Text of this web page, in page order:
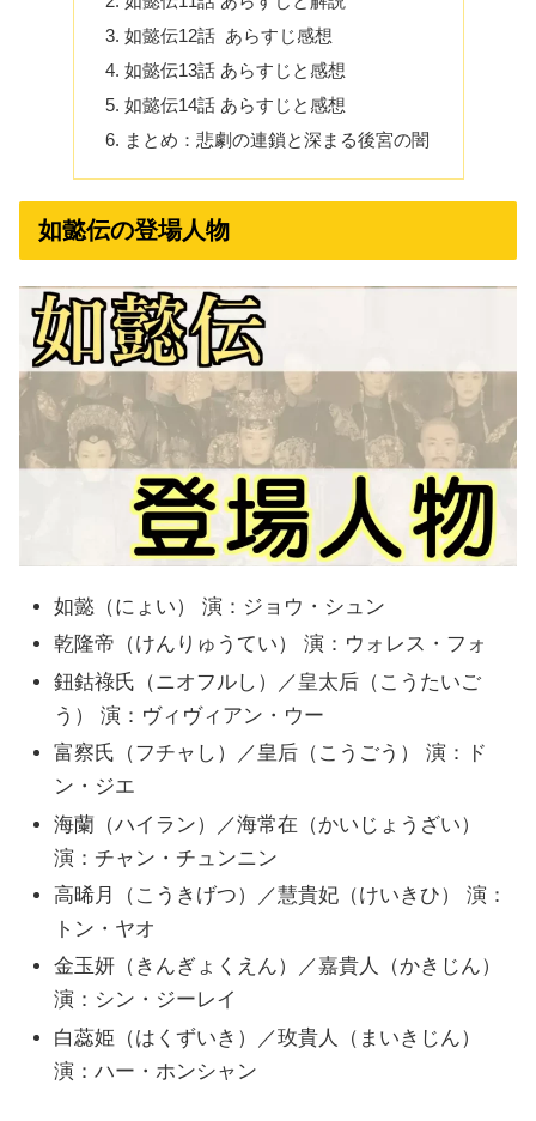
如懿伝12話 あらすじ感想
如懿伝13話 あらすじと感想
如懿伝14話 あらすじと感想
まとめ：悲劇の連鎖と深まる後宮の闇
如懿伝の登場人物
如懿（にょい） 演：ジョウ・シュン
乾隆帝（けんりゅうてい） 演：ウォレス・フォ
鈕鈷祿氏（ニオフルし）／皇太后（こうたいご
う） 演：ヴィヴィアン・ウー
富察氏（フチャし）／皇后（こうごう） 演：ド
ン・ジエ
海蘭（ハイラン）／海常在（かいじょうざい）
演：チャン・チュンニン
高晞月（こうきげつ）／慧貴妃（けいきひ） 演：
トン・ヤオ
金玉妍（きんぎょくえん）／嘉貴人（かきじん）
演：シン・ジーレイ
白蕊姫（はくずいき）／玫貴人（まいきじん）
演：ハー・ホンシャン